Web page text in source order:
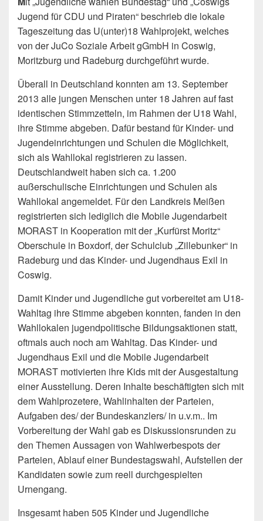
Jugend für CDU und Piraten“ beschrieb die lokale
Tageszeitung das U(unter)18 Wahlprojekt, welches
von der JuCo Soziale Arbeit gGmbH in Coswig,
Moritzburg und Radeburg durchgeführt wurde.
Überall in Deutschland konnten am 13. September
2013 alle jungen Menschen unter 18 Jahren auf fast
identischen Stimmzetteln, im Rahmen der U18 Wahl,
ihre Stimme abgeben. Dafür bestand für Kinder- und
Jugendeinrichtungen und Schulen die Möglichkeit,
sich als Wahllokal registrieren zu lassen.
Deutschlandweit haben sich ca. 1.200
außerschulische Einrichtungen und Schulen als
Wahllokal angemeldet. Für den Landkreis Meißen
registrierten sich lediglich die Mobile Jugendarbeit
MORAST in Kooperation mit der „Kurfürst Moritz“
Oberschule in Boxdorf, der Schulclub „Zillebunker“ in
Radeburg und das Kinder- und Jugendhaus Exil in
Coswig.
Damit Kinder und Jugendliche gut vorbereitet am U18-
Wahltag ihre Stimme abgeben konnten, fanden in den
Wahllokalen jugendpolitische Bildungsaktionen statt,
oftmals auch noch am Wahltag. Das Kinder- und
Jugendhaus Exil und die Mobile Jugendarbeit
MORAST motivierten ihre Kids mit der Ausgestaltung
einer Ausstellung. Deren Inhalte beschäftigten sich mit
dem Wahlprozetere, Wahlinhalten der Parteien,
Aufgaben des/ der Bundeskanzlers/ in u.v.m.. Im
Vorbereitung der Wahl gab es Diskussionsrunden zu
den Themen Aussagen von Wahlwerbespots der
Parteien, Ablauf einer Bundestagswahl, Aufstellen der
Kandidaten sowie zum reell durchgespielten
Urnengang.
Insgesamt haben 505 Kinder und Jugendliche